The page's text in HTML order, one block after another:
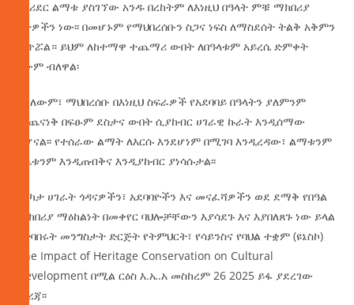
የኮሪደር ልማቱ ያስገኘው አንዱ በረከትም ለእነዚህ በዓላት ምቹ ማክበሪያ
ቦታዎችን ነው፡፡ በመሆኑም የማህበረሰቡን ስጋና ነፍስ ለማስደሰት ትልቅ አቅምን
ፈጥሯል። ይህም ለከተማዋ ተጨማሪ ውበት ለበዓላቱም አይረሴ ድምቀት
ነውም ብለዋል፡
አክለውም፣ ማህበረሰቡ በእነዚህ ስፍራዎች የአደባባይ በዓላትን ያለምንም
መጨናነቅ በፍፁም ደስታና ውበት ሲያከብር ሀገራዊ ኩራት እንዲሰማው
ይሆናል፡፡ የተሰራው ልማት ለእርሱ እንደሆነም በሚገባ እንዲረዳው፣ ልማቱንም
እሴቱንም እንዲጠብቅና እንዲያከብር ያነሳሱታል፡፡
በርካታ ሀገራት ጎዳናዎችን፣ አደባባዮችን እና መናፈሻዎችን ወደ ደማቅ የበዓል
ማክበሪያ ማዕከልነት በመቀየር ባህሎቻቸውን እያሳደጉ እና እያበለጸጉ ነው ይላል
የተባበሩት መንግስታት ድርጅት የትምህርት፣ የሳይንስና የባህል ተቋም (ዩኔስኮ)
The Impact of Heritage Conservation on Cultural
Development በሚል ርዕስ እ.ኤ.አ መስከረም 26 2025 ይፋ ያደረገው
መረጃ፡፡